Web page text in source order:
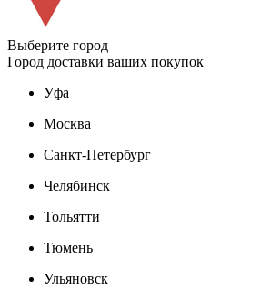
Выберите город
Город доставки ваших покупок
Уфа
Москва
Санкт-Петербург
Челябинск
Тольятти
Тюмень
Ульяновск